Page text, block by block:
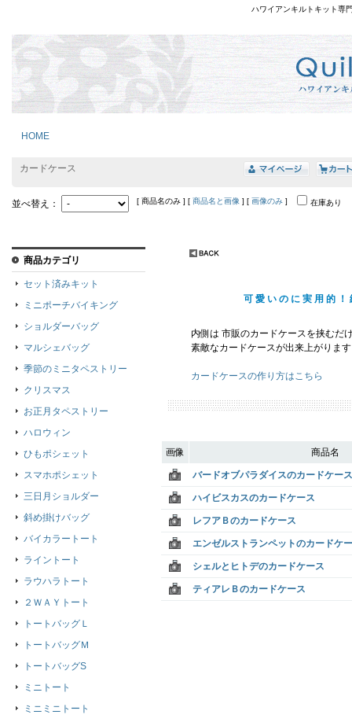
ハワイアンキルトキット専
HOME
カードケース
並べ替え： [ 商品名のみ ] [ 商品名と画像 ] [ 画像のみ ] 在庫あり
可愛いのに実用的
内側は 市販のカードケースを挟むだ
素敵なカードケースが出来上がりま
カードケースの作り方はこちら
画像 商品名
バードオブパラダイスのカードケース
ハイビスカスのカードケース
レフアＢのカードケース
エンゼルストランペットのカードケ
シェルとヒトデのカードケース
ティアレＢのカードケース
商品カテゴリ
セット済みキット
ミニポーチバイキング
ショルダーバッグ
マルシェバッグ
季節のミニタペストリー
クリスマス
お正月タペストリー
ハロウィン
ひもポシェット
スマホポシェット
三日月ショルダー
斜め掛けバッグ
バイカラートート
ライントート
ラウハラトート
２ＷＡＹトート
トートバッグＬ
トートバッグＭ
トートバッグS
ミニトート
ミニミニトート